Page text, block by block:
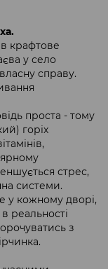
крафтове
у село
справу.
проста - тому
горіх
стрес,
системи.
у кожному дворі,
реальності
з